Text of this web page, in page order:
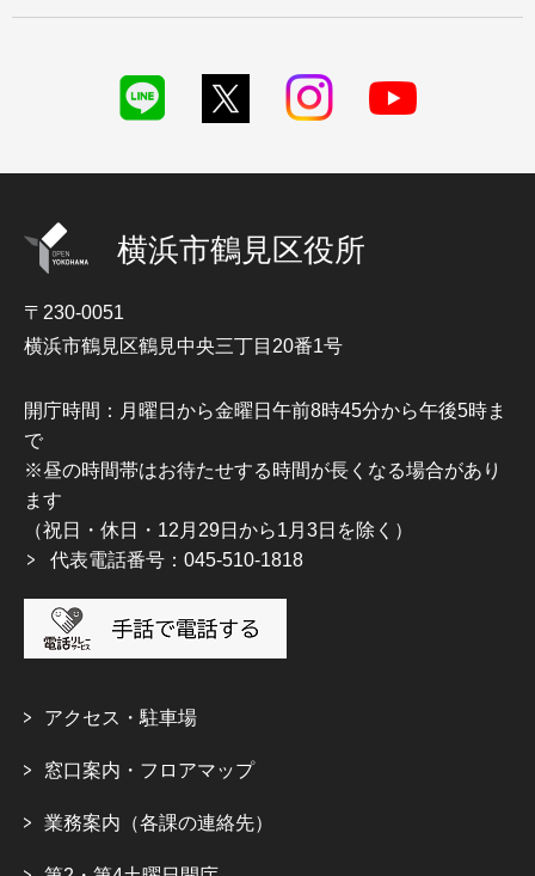
横浜市鶴見区役所
〒230-0051
横浜市鶴見区鶴見中央三丁目20番1号
開庁時間：月曜日から金曜日午前8時45分から午後5時ま
で
※昼の時間帯はお待たせする時間が長くなる場合があり
ます
（祝日・休日・12月29日から1月3日を除く）
代表電話番号：045-510-1818
アクセス・駐車場
窓口案内・フロアマップ
業務案内（各課の連絡先）